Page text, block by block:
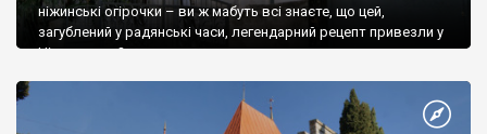
ніжинські огірочки – ви ж мабуть всі знаєте, що цей,
загублений у радянські часи, легендарний рецепт привезли у
Ніжин греки?